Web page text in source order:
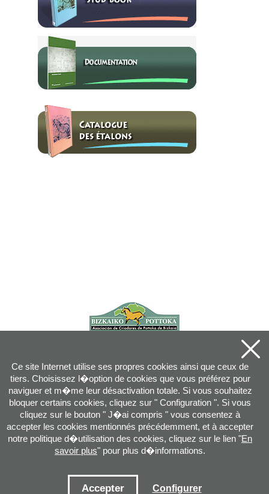
info@pottoka.info
Conditions d'Utilisation-Politique de Privacité-Politique des Cookies
Ce site Internet utilise ses propres cookies ainsi que ceux de
tiers. Choisissez l�option de cookies que vous préférez pour
naviguer et m�me leur désactivation totale. Si vous souhaitez
bloquer certains cookies, cliquez sur " Configuration ". Si vous
cliquez sur le bouton " J�ai compris " vous consentez à
accepter les cookies mentionnés précédemment, et à accepter
notre politique d�utilisation des cookies, cliquez sur le lien "En
savoir plus" pour plus d�informations.
Accepter Configurer